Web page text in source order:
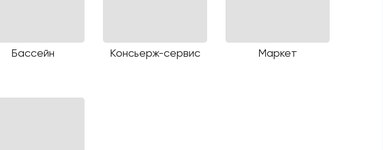
Бассейн Консьерж-сервис Маркет